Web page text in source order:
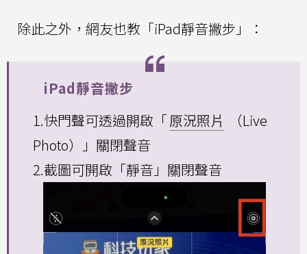
除此之外，網友也教「iPad靜音撇步」：
iPad靜音撇步
1.快門聲可透過開啟「原況照片
（Live
Photo）」關閉聲音
2.截圖可開啟「靜音」關閉聲音